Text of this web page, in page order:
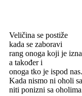
Veličina se postiže
kada se zaboravi
rang onoga koji je
a također i
onoga tko je ispod nas.
Kada nismo ni oholi
niti ponizni sa